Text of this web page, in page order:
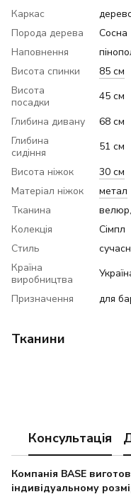
Каркас
Порода дерева
Сосна
Наповнення
Висота спинки
85 см
Висота
посадки
45 см
Глибина дивану
68 см
Глибина
сидіння
51 см
Висота ніжок
30 см
Матеріал ніжок
метал
Тканина
Колекція
Сімпл
Стиль
Країна
виробництва
Призначення
для
Тканини
Консультація
Компанія BASE
індивідуальному